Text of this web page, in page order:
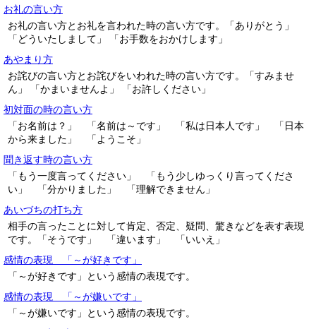
お礼の言い方
お礼の言い方とお礼を言われた時の言い方です。「ありがとう」
「どういたしまして」 「お手数をおかけします」
あやまり方
お詫びの言い方とお詫びをいわれた時の言い方です。「すみませ
ん」 「かまいませんよ」 「お許しください」
初対面の時の言い方
「お名前は？」 「名前は～です」 「私は日本人です」 「日本
から来ました」 「ようこそ」
聞き返す時の言い方
「もう一度言ってください」 「もう少しゆっくり言ってくださ
い」 「分かりました」 「理解できません」
あいづちの打ち方
相手の言ったことに対して肯定、否定、疑問、驚きなどを表す表現
です。「そうです」 「違います」 「いいえ」
感情の表現 「～が好きです」
「～が好きです」という感情の表現です。
感情の表現 「～が嫌いです」
「～が嫌いです」という感情の表現です。